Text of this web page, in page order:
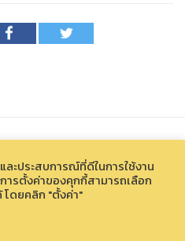
ท์ซาฟารี (องค์การมหาชน)
ดเชียงใหม่ 50230
ะประสบการณ์ที่ดีในการใช้งาน
ารตั้งค่าของคุกกี้สามารถเลือก
โดยคลิก "ตั้งค่า"